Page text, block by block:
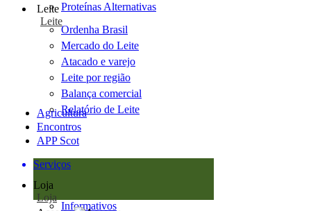
Proteínas Alternativas
Leite
Leite
Ordenha Brasil
Mercado do Leite
Atacado e varejo
Leite por região
Balança comercial
Relatório de Leite
Agricultura
Encontros
APP Scot
Serviços
Loja
Loja
Informativos